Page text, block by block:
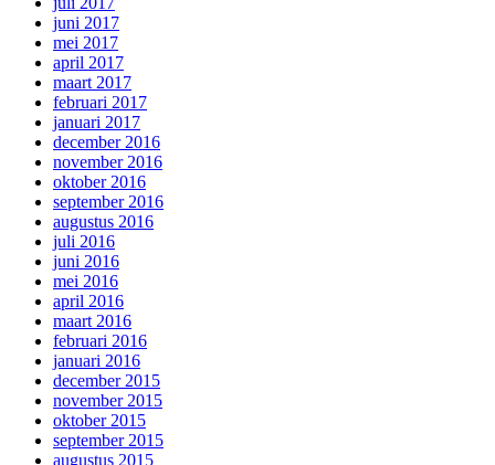
juni 2017
mei 2017
april 2017
maart 2017
februari 2017
januari 2017
december 2016
november 2016
oktober 2016
september 2016
augustus 2016
juli 2016
juni 2016
mei 2016
april 2016
maart 2016
februari 2016
januari 2016
december 2015
november 2015
oktober 2015
september 2015
augustus 2015